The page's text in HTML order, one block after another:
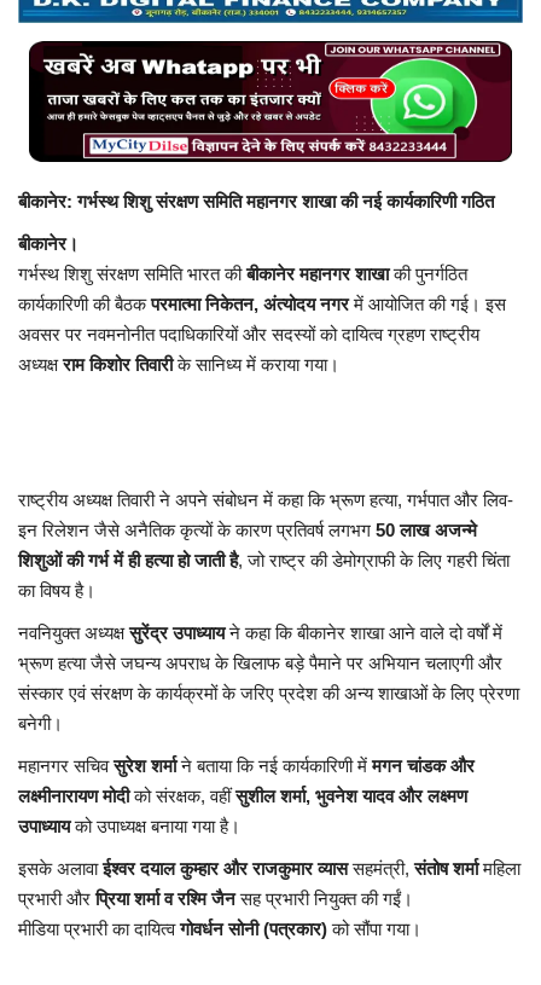
बीकानेर: गर्भस्थ शिशु संरक्षण समिति महानगर शाखा की नई कार्यकारिणी गठित
बीकानेर।
गर्भस्थ शिशु संरक्षण समिति भारत कीबीकानेर महानगर शाखाकी पुनर्गठित
कार्यकारिणी की बैठकपरमात्मा निकेतन, अंत्योदय नगरमें आयोजित की गई। इस
अवसर पर नवमनोनीत पदाधिकारियों और सदस्यों को दायित्व ग्रहण राष्ट्रीय
अध्यक्षराम किशोर तिवारीके सानिध्य में कराया गया।
राष्ट्रीय अध्यक्ष तिवारी ने अपने संबोधन में कहा कि भ्रूण हत्या, गर्भपात और लिव-
इन रिलेशन जैसे अनैतिक कृत्यों के कारण प्रतिवर्ष लगभग 50 लाख अजन्मे
शिशुओं की गर्भ में ही हत्या हो जाती है, जो राष्ट्र की डेमोग्राफी के लिए गहरी चिंता
का विषय है।
नवनियुक्त अध्यक्षसुरेंद्र उपाध्यायने कहा कि बीकानेर शाखा आने वाले दो वर्षों में
भ्रूण हत्या जैसे जघन्य अपराध के खिलाफ बड़े पैमाने पर अभियान चलाएगी और
संस्कार एवं संरक्षण के कार्यक्रमों के जरिए प्रदेश की अन्य शाखाओं के लिए प्रेरणा
बनेगी।
महानगर सचिवसुरेश शर्माने बताया कि नई कार्यकारिणी मेंमगन चांडक और
लक्ष्मीनारायण मोदीको संरक्षक, वहींसुशील शर्मा, भुवनेश यादव और लक्ष्मण
उपाध्यायको उपाध्यक्ष बनाया गया है।
इसके अलावाईश्वर दयाल कुम्हार और राजकुमार व्याससहमंत्री,संतोष शर्मामहिला
प्रभारी औरप्रिया शर्मा व रश्मि जैनसह प्रभारी नियुक्त की गईं।
मीडिया प्रभारी का दायित्वगोवर्धन सोनी (पत्रकार)को सौंपा गया।